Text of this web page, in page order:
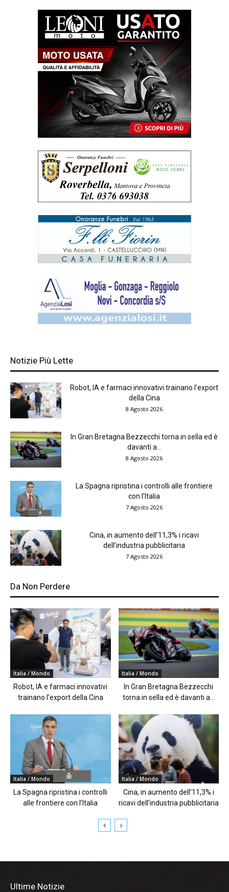
Notizie Più Lette
Robot, IA e farmaci innovativi trainano l’export
della Cina
8 Agosto 2026
In Gran Bretagna Bezzecchi torna in sella ed è
davanti a...
8 Agosto 2026
La Spagna ripristina i controlli alle frontiere
con l’Italia
7 Agosto 2026
Cina, in aumento dell’11,3% i ricavi
dell’industria pubblicitaria
7 Agosto 2026
Da Non Perdere
Italia / Mondo
Robot, IA e farmaci innovativi
trainano l’export della Cina
Italia / Mondo
In Gran Bretagna Bezzecchi
torna in sella ed è davanti a...
Italia / Mondo
La Spagna ripristina i controlli
alle frontiere con l’Italia
Italia / Mondo
Cina, in aumento dell’11,3% i
ricavi dell’industria pubblicitaria
Ultime Notizie